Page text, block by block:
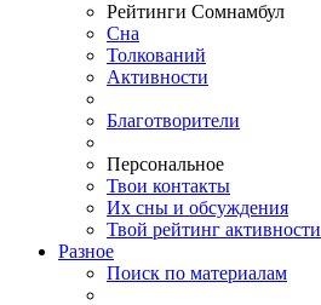
Рейтинги Сомнамбул
Сна
Толкований
Активности
Благотворители
Персональное
Твои контакты
Их сны и обсуждения
Твой рейтинг активности
Разное
Поиск по материалам